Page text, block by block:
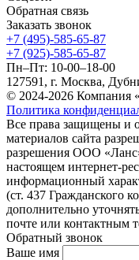
Обратная связь
Заказать звонок
+7 (495)-585-65-87
+7 (925)-585-65-87
Пн–Пт: 10-00–18-00
127591, г. Москва,
© 2024-2026 Компания
Политика
Все права защищены и
материалов сайта
разрешения ООО
настоящем интернет-
информационный
(ст. 437 Гражданского
дополнительно
почте или контактным
Обратный звонок
Ваше имя